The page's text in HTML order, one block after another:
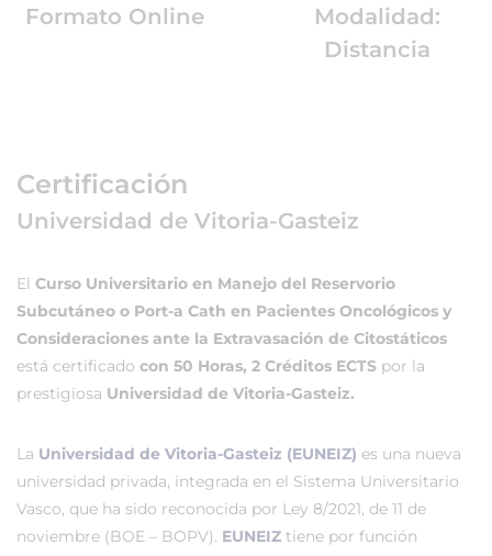
Formato Online
Modalidad:
Distancia
Certificación
Universidad de Vitoria-Gasteiz
El Curso Universitario en Manejo del Reservorio
Subcutáneo o Port-a Cath en Pacientes Oncológicos y
Consideraciones ante la Extravasación de Citostáticos
está certificado con 50 Horas, 2 Créditos ECTS por la
prestigiosa Universidad de Vitoria-Gasteiz.
La Universidad de Vitoria-Gasteiz (EUNEIZ) es una nueva
universidad privada, integrada en el Sistema Universitario
Vasco, que ha sido reconocida por Ley 8/2021, de 11 de
noviembre (BOE – BOPV). EUNEIZ tiene por función